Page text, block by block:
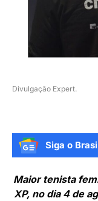
Divulgação Expert.
Siga o
Maior tenista
XP, no dia 4 de